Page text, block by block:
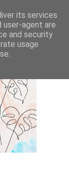
its services
user-agent are
and security
usage